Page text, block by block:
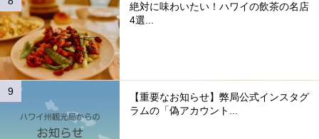
絶対に味わいたい！ハワイの飲茶の名店
4選...
【重要なお知らせ】弊局公式インスタグ
ラムの「偽アカウント...